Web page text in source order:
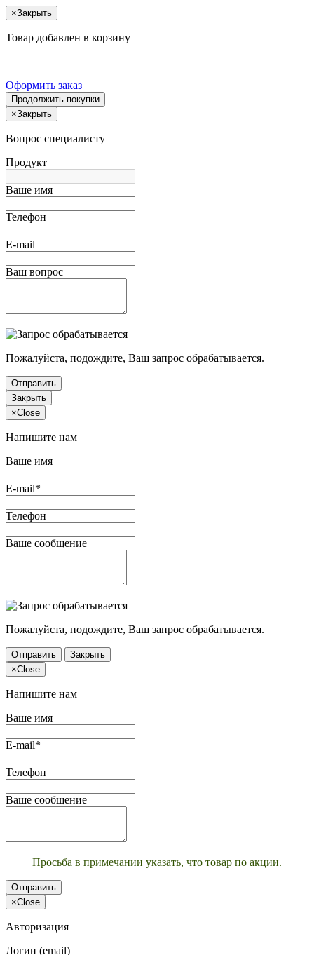
×Закрыть
Товар добавлен в корзину
Оформить заказ
Продолжить покупки
×Закрыть
Вопрос специалисту
Продукт
Ваше имя
Телефон
E-mail
Ваш вопрос
Пожалуйста, подождите, Ваш запрос обрабатывается.
Отправить
Закрыть
×Close
Напишите нам
Ваше имя
E-mail*
Телефон
Ваше сообщение
Пожалуйста, подождите, Ваш запрос обрабатывается.
Отправить
Закрыть
×Close
Напишите нам
Ваше имя
E-mail*
Телефон
Ваше сообщение
Просьба в примечании указать, что товар по акции.
Отправить
×Close
Авторизация
Логин (email)